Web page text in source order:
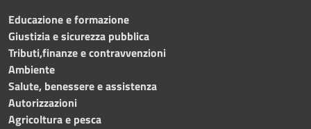
Educazione e formazione
Giustizia e sicurezza pubblica
Tributi,finanze e contravvenzioni
Ambiente
Salute, benessere e assistenza
Autorizzazioni
Agricoltura e pesca